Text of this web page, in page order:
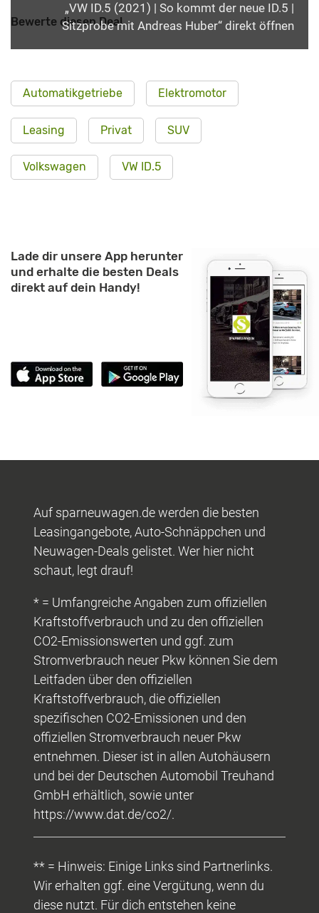
„VW ID.5 (2021) | So kommt der neue ID.5 |
Sitzprobe mit Andreas Huber“ direkt öffnen
Bewerte diesen Deal
Automatikgetriebe Elektromotor
Leasing Privat SUV
Volkswagen VW ID.5
Lade dir unsere App herunter
und erhalte die besten Deals
direkt auf dein Handy!
Auf sparneuwagen.de werden die besten
Leasingangebote, Auto-Schnäppchen und
Neuwagen-Deals gelistet. Wer hier nicht
schaut, legt drauf!
* = Umfangreiche Angaben zum offiziellen
Kraftstoffverbrauch und zu den offiziellen
CO2-Emissionswerten und ggf. zum
Stromverbrauch neuer Pkw können Sie dem
Leitfaden über den offiziellen
Kraftstoffverbrauch, die offiziellen
spezifischen CO2-Emissionen und den
offiziellen Stromverbrauch neuer Pkw
entnehmen. Dieser ist in allen Autohäusern
und bei der Deutschen Automobil Treuhand
GmbH erhältlich, sowie unter
https://www.dat.de/co2/.
** = Hinweis: Einige Links sind Partnerlinks.
Wir erhalten ggf. eine Vergütung, wenn du
diese nutzt. Für dich entstehen keine